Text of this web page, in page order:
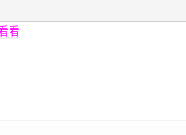
看